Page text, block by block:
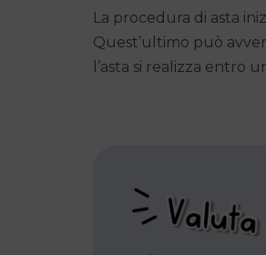
La procedura di asta
Quest’ultimo può
l’asta si realizza entro